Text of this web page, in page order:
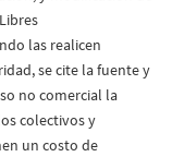
las realicen
se cite la fuente y
no comercial la
colectivos y
un costo de